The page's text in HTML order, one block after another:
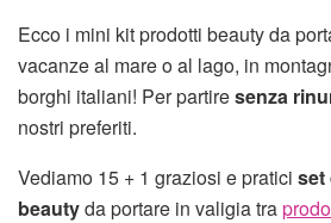
Ecco i mini kit prodotti beauty da
vacanze al mare o al lago, in
borghi italiani! Per partiresenza
nostri preferiti.
Vediamo 15 + 1 graziosi e pratici set
beautyda portare in valigia tra